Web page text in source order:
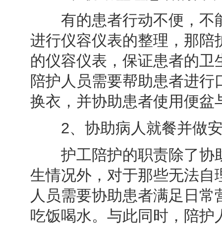
有的患者行动不便，不
进行仪容仪表的整理，那
的仪容仪表，保证患者的
陪护人员需要帮助患者进
换衣，并协助患者使用便盆
2、协助病人就餐并做
护工陪护的职责除了协
生情况外，对于那些无法
人员需要协助患者满足日
吃饭喝水。与此同时，陪